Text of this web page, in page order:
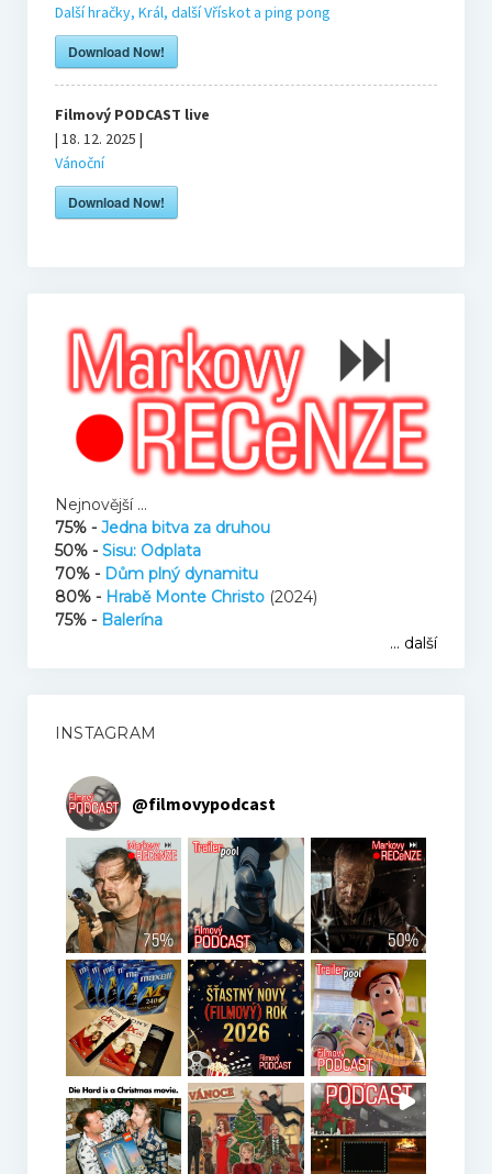
2023
Bourne’s blog
Filmové resty
U televize
Knihy
O nás
Tým
Co je to Podcast?
Kontakt
Další hračky, Král, další Vřískot a ping pong
Download Now!
Filmový PODCAST live
| 18. 12. 2025 |
Vánoční
Download Now!
Nejnovější ...
75% - Jedna bitva za druhou
50% - Sisu: Odplata
70% - Dům plný dynamitu
80% - Hrabě Monte Christo(2024)
75% - Balerína
... další
INSTAGRAM
@filmovypodcast